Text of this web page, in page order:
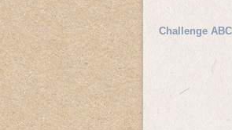
Challenge